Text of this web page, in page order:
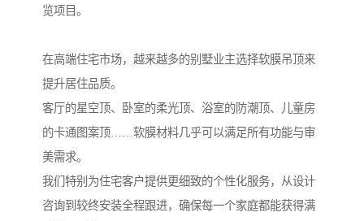
览项目。
在高端住宅市场，越来越多的别墅业主选择软膜吊顶来
提升居住品质。
客厅的星空顶、卧室的柔光顶、浴室的防潮顶、儿童房
的卡通图案顶……软膜材料几乎可以满足所有功能与审
美需求。
我们特别为住宅客户提供更细致的个性化服务，从设计
咨询到较终安装全程跟进，确保每一个家庭都能获得满